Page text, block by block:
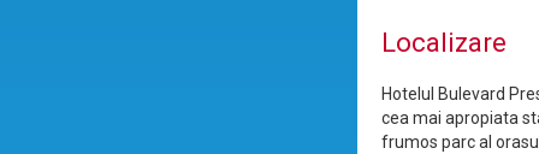
Localizare
Hotelul Bulevard
cea mai apropiata
frumos parc al